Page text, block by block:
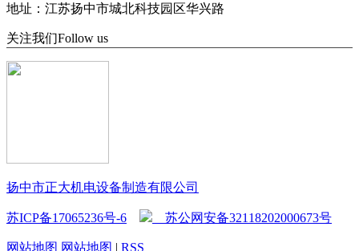
地址：江苏扬中市城北科技园区华兴路
关注我们Follow us
扬中市正大机电设备制造有限公司
苏ICP备17065236号-6 苏公网安备32118202000673号
网站地图 网站地图 | RSS